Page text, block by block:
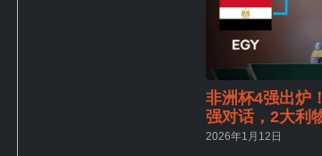
非洲杯4强出炉
强对话，2大利
2026年1月12日